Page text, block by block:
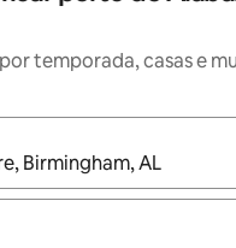
temporada, casas e
estiverem disponíveis,